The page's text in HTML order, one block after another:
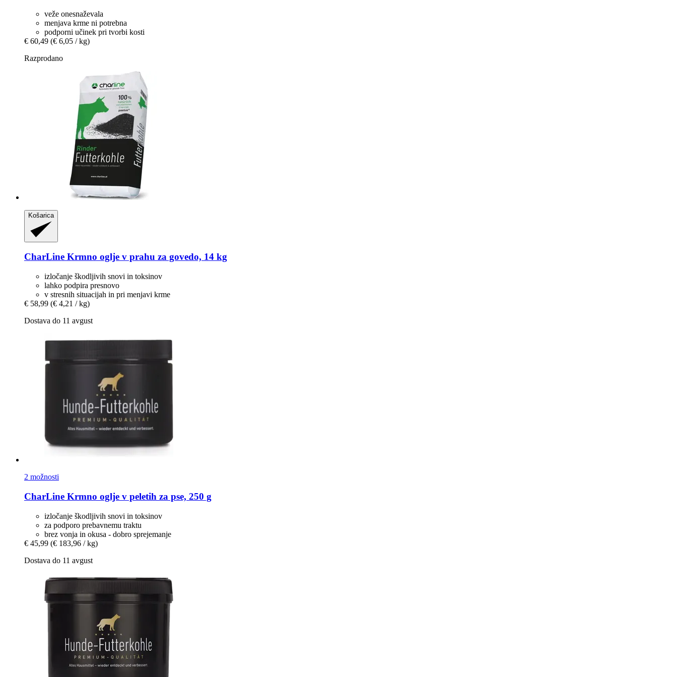
veže onesnaževala
menjava krme ni potrebna
podporni učinek pri tvorbi kosti
€ 60,49 (€ 6,05 / kg)
Razprodano
Košarica
CharLine Krmno oglje v prahu za govedo, 14 kg
izločanje škodljivih snovi in ​​toksinov
lahko podpira presnovo
v stresnih situacijah in pri menjavi krme
€ 58,99 (€ 4,21 / kg)
Dostava do 11 avgust
2 možnosti
CharLine Krmno oglje v peletih za pse, 250 g
izločanje škodljivih snovi in ​​toksinov
za podporo prebavnemu traktu
brez vonja in okusa - dobro sprejemanje
€ 45,99 (€ 183,96 / kg)
Dostava do 11 avgust